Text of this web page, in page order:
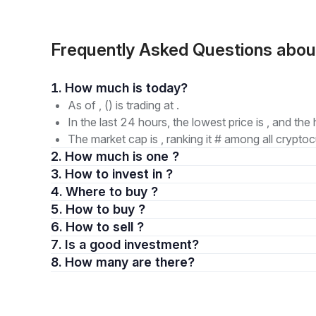
Frequently Asked Questions
1. How much is today?
As of , () is trading at .
In the last 24 hours, the lowest price is , and
The market cap is , ranking it # among all
2. How much is one ?
3. How to invest in ?
4. Where to buy ?
5. How to buy ?
6. How to sell ?
7. Is a good investment?
8. How many are there?